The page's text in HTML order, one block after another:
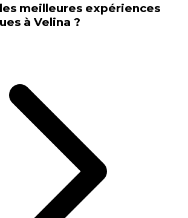
meilleures expériences
à Velina ?